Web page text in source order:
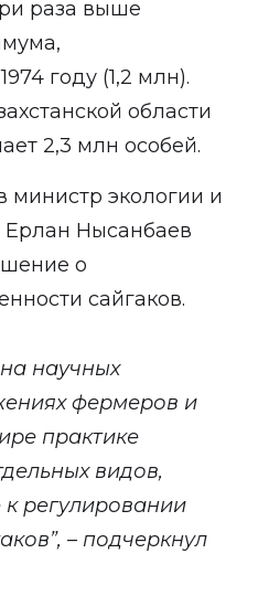
раза выше
году (1,2 млн).
области
2,3 млн особей.
экологии и
Нысанбаев
о
сайгаков.
научных
фермеров и
практике
видов,
регулировании
– подчеркнул